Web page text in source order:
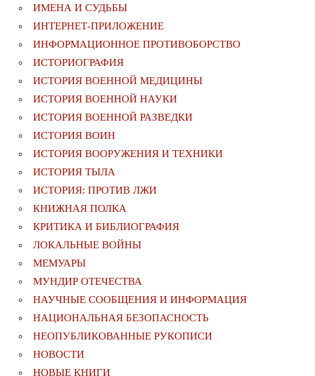
ИМЕНА И СУДЬБЫ
ИНТЕРНЕТ-ПРИЛОЖЕНИЕ
ИНФОРМАЦИОННОЕ ПРОТИВОБОРСТВО
ИСТОРИОГРАФИЯ
ИСТОРИЯ ВОЕННОЙ МЕДИЦИНЫ
ИСТОРИЯ ВОЕННОЙ НАУКИ
ИСТОРИЯ ВОЕННОЙ РАЗВЕДКИ
ИСТОРИЯ ВОИН
ИСТОРИЯ ВООРУЖЕНИЯ И ТЕХНИКИ
ИСТОРИЯ ТЫЛА
ИСТОРИЯ: ПРОТИВ ЛЖИ
КНИЖНАЯ ПОЛКА
КРИТИКА И БИБЛИОГРАФИЯ
ЛОКАЛЬНЫЕ ВОЙНЫ
МЕМУАРЫ
МУНДИР ОТЕЧЕСТВА
НАУЧНЫЕ СООБЩЕНИЯ И ИНФОРМАЦИЯ
НАЦИОНАЛЬНАЯ БЕЗОПАСНОСТЬ
НЕОПУБЛИКОВАННЫЕ РУКОПИСИ
НОВОСТИ
НОВЫЕ КНИГИ